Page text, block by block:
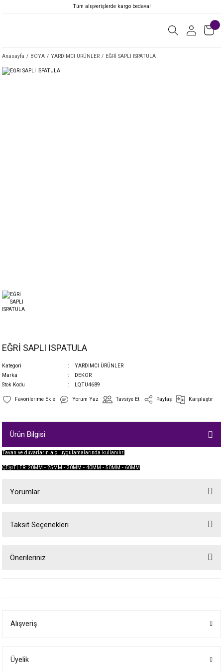
Tüm alışverişlerde kargo bedava!
Anasayfa BOYA YARDIMCI ÜRÜNLER EĞRİ SAPLI ISPATULA
EĞRİ SAPLI ISPATULA
Kategori
YARDIMCI ÜRÜNLER
Marka
DEKOR
Stok Kodu
LQTU4689
Yorum Yaz Tavsiye Et Paylaş Karşılaştır
Ürün Bilgisi
Tavan ve duvarların alçı uygulamalarında kullanılır.
ÇEŞİTLER: 20MM - 25MM - 30MM - 40MM - 50MM - 60MM
Yorumlar
Taksit Seçenekleri
Önerileriniz
Ürün bilgilerinde hatalar bulunuyor.
Alışveriş
Üyelik